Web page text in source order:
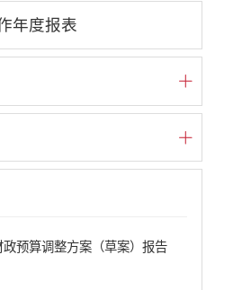
年度报表
预算调整方案（草案）报告